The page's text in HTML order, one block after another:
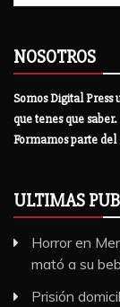
NOSOTROS
Somos Digital
que tenes que saber.
Formamos parte del
ULTIMAS
Horror en
mató a su
Prisión